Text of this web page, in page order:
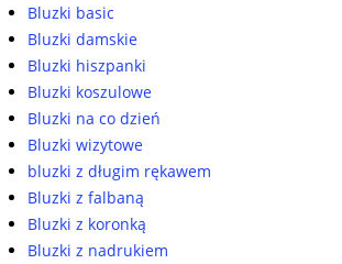
Bluzki basic
Bluzki damskie
Bluzki hiszpanki
Bluzki koszulowe
Bluzki na co dzień
Bluzki wizytowe
bluzki z długim rękawem
Bluzki z falbaną
Bluzki z koronką
Bluzki z nadrukiem